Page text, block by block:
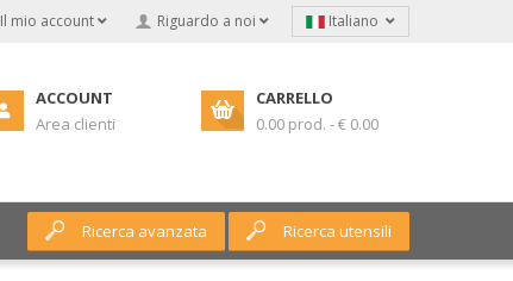
Il mio account Riguardo a noi Italiano
ACCOUNT
Area clienti
CARRELLO
0.00 prod. - € 0.00
Ricerca avanzata Ricerca utensili